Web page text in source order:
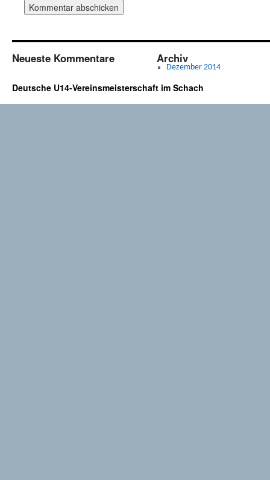
Neueste Kommentare Archiv
Dezember 2014
Deutsche U14-Vereinsmeisterschaft im Schach